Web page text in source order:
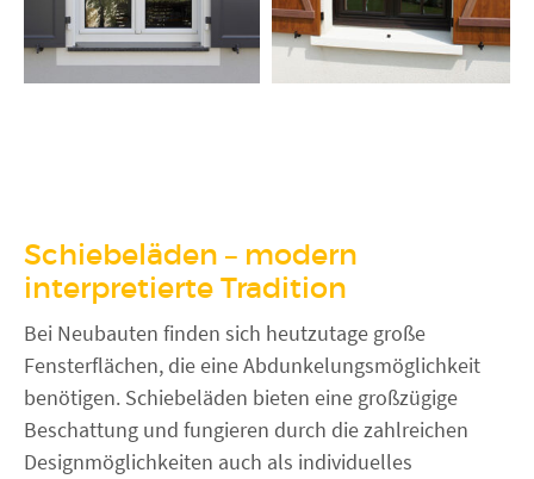
Schiebeläden – modern
interpretierte Tradition
Bei Neubauten finden sich heutzutage große
Fensterflächen, die eine Abdunkelungsmöglichkeit
benötigen. Schiebeläden bieten eine großzügige
Beschattung und fungieren durch die zahlreichen
Designmöglichkeiten auch als individuelles